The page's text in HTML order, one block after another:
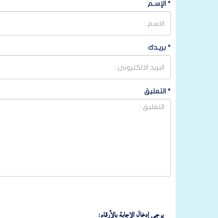
* الإسـم
* بريـدك
* التعليق
يرجى إدخال الإجابة بالأرقام: